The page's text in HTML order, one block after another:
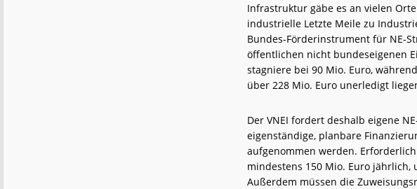
Infrastruktur gäbe es an vielen
industrielle Letzte Meile zu
Bundes-Förderinstrument für NE-
öffentlichen nicht bundeseigenen
stagniere bei 90 Mio. Euro,
über 228 Mio. Euro unerledigt
Der VNEI fordert deshalb eigene
eigenständige, planbare
aufgenommen werden.
mindestens 150 Mio. Euro
Außerdem müssen die